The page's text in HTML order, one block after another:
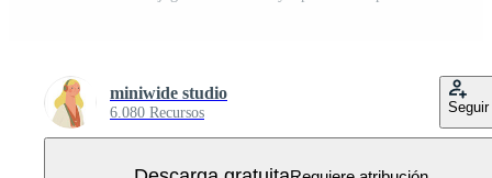
miniwide studio
6.080 Recursos Seguir